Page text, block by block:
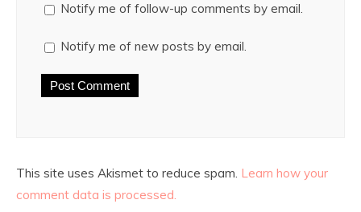
Notify me of follow-up comments by email.
Notify me of new posts by email.
This site uses Akismet to reduce spam. Learn how your
comment data is processed.